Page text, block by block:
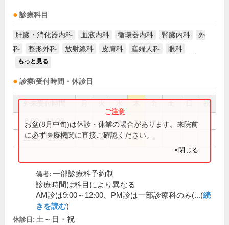
診療科目
肝臓・消化器内科 血液内科 循環器内科 腎臓内科
外
科
整形外科 放射線科 皮膚科 産婦人科 眼科
もっと見る
診療/受付時間・休診日
祝
8:00～11:00 ● ● ● ● ●
12:30～15:30 ● ● ● ●
お盆(8月中旬)は休診・休業の場合があります。来院前
に必ず医療機関に直接ご確認ください。
×閉じる
備考: 一部診療科予約制
診療時間は科目により異なる
AM診は9:00～12:00、PM診は一部診療科のみ(...(続
きを読む)
休診日: 土～日・祝